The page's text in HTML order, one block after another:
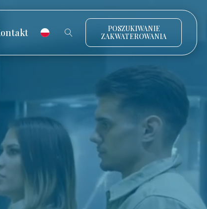
POSZUKIWANIE
ZAKWATEROWANIA